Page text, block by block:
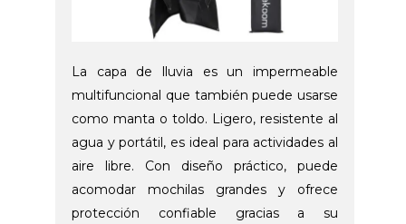
La capa de lluvia es un impermeable
multifuncional que también puede usarse
como manta o toldo. Ligero, resistente al
agua y portátil, es ideal para actividades al
aire libre. Con diseño práctico, puede
acomodar mochilas grandes y ofrece
protección confiable gracias a su